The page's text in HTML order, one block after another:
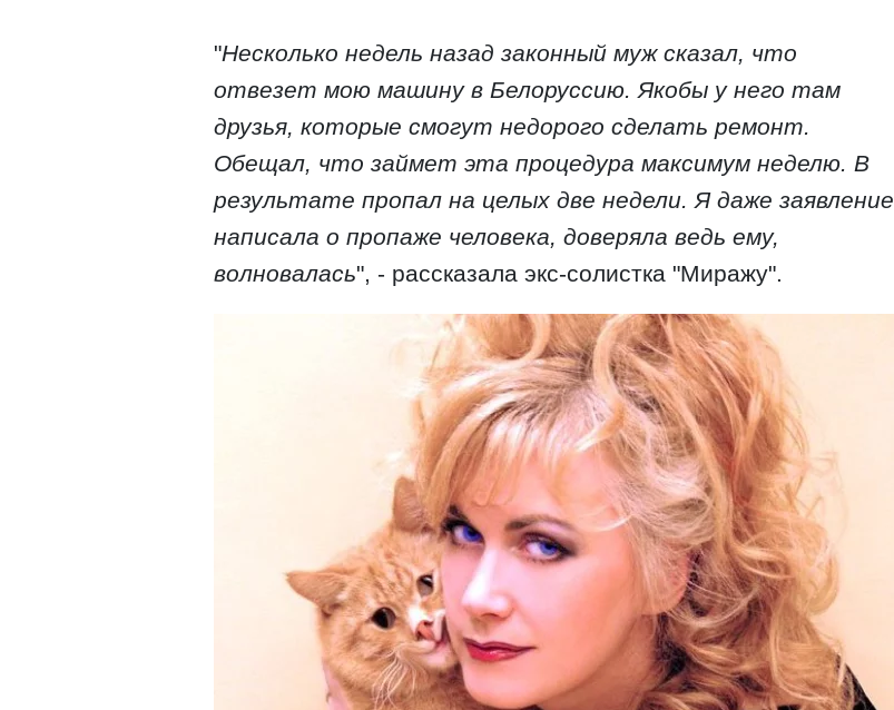
"Несколько недель назад законный муж сказал, что
отвезет мою машину в Белоруссию. Якобы у него там
друзья, которые смогут недорого сделать ремонт.
Обещал, что займет эта процедура максимум неделю. В
результате пропал на целых две недели. Я даже заявление
написала о пропаже человека, доверяла ведь ему,
волновалась", - рассказала экс-солистка "Миражу".